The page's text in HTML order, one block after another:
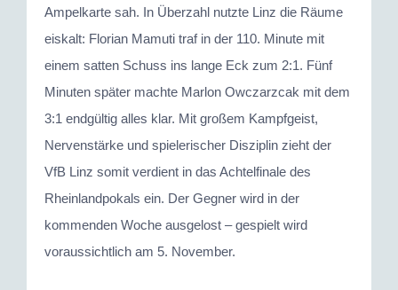
Ampelkarte sah. In Überzahl nutzte Linz die Räume
eiskalt: Florian Mamuti traf in der 110. Minute mit
einem satten Schuss ins lange Eck zum 2:1. Fünf
Minuten später machte Marlon Owczarzcak mit dem
3:1 endgültig alles klar. Mit großem Kampfgeist,
Nervenstärke und spielerischer Disziplin zieht der
VfB Linz somit verdient in das Achtelfinale des
Rheinlandpokals ein. Der Gegner wird in der
kommenden Woche ausgelost – gespielt wird
voraussichtlich am 5. November.